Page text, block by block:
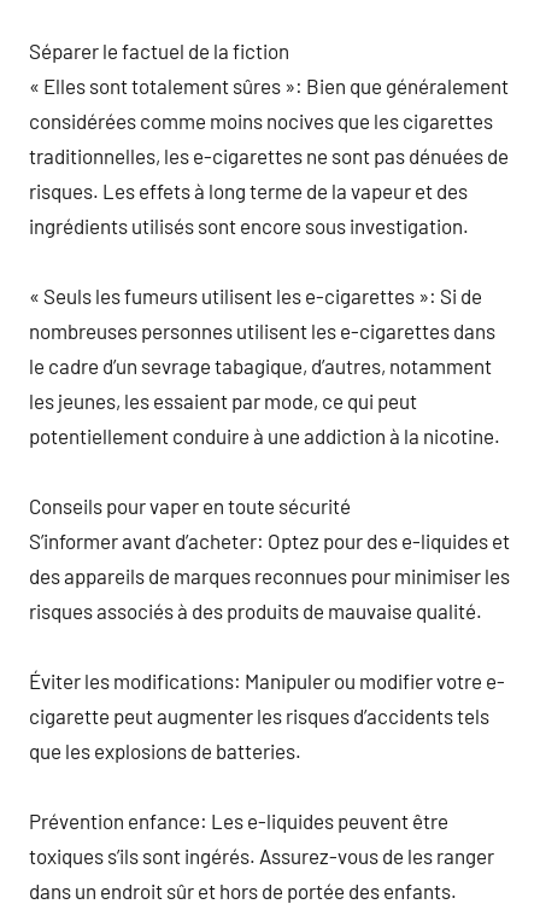
Séparer le factuel de la fiction
« Elles sont totalement sûres »: Bien que généralement
considérées comme moins nocives que les cigarettes
traditionnelles, les e-cigarettes ne sont pas dénuées de
risques. Les effets à long terme de la vapeur et des
ingrédients utilisés sont encore sous investigation.
« Seuls les fumeurs utilisent les e-cigarettes »: Si de
nombreuses personnes utilisent les e-cigarettes dans
le cadre d’un sevrage tabagique, d’autres, notamment
les jeunes, les essaient par mode, ce qui peut
potentiellement conduire à une addiction à la nicotine.
Conseils pour vaper en toute sécurité
S’informer avant d’acheter: Optez pour des e-liquides et
des appareils de marques reconnues pour minimiser les
risques associés à des produits de mauvaise qualité.
Éviter les modifications: Manipuler ou modifier votre e-
cigarette peut augmenter les risques d’accidents tels
que les explosions de batteries.
Prévention enfance: Les e-liquides peuvent être
toxiques s’ils sont ingérés. Assurez-vous de les ranger
dans un endroit sûr et hors de portée des enfants.